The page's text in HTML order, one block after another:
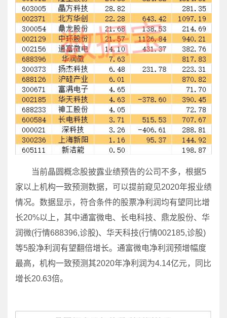
当前晶圆概念股披露业绩预告的公司不多，根据5
家以上机构一致预测数据，可以提前窥见2020年报业绩
情况。数据显示，符合条件的股票净利润均有望同比增
长20%以上，其中通富微电、长电科技、鼎龙股份、华
润微(行情688396,诊股)、华天科技(行情002185,诊股)
等5股净利润有望翻倍增长。通富微电净利润预增幅度
最高，机构一致预测其2020年净利润为4.14亿元，同比
增长20.63倍。